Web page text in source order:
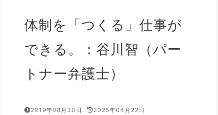
体制を「つくる」仕事が
できる。：谷川智（パー
トナー弁護士）
2019年08月30日
2025年04月22日